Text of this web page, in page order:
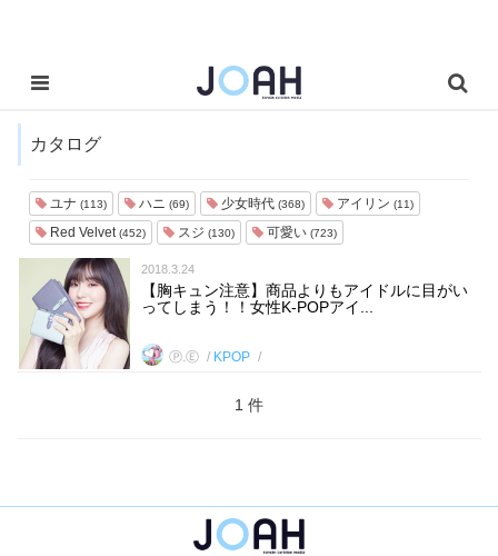
カタログ
ユナ (113) ハニ (69) 少女時代 (368) アイリン (11)
Red Velvet(452) スジ (130) 可愛い (723)
2018.3.24
【胸キュン注意】商品よりもアイドルに目がい
ってしまう！！女性K-POPアイ...
Ⓟ.Ⓔ KPOP
1 件